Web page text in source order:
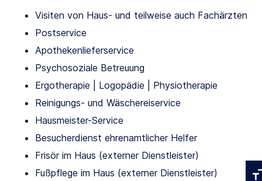
Visiten von Haus- und teilweise auch Fachärzten
Postservice
Apothekenlieferservice
Psychosoziale Betreuung
Ergotherapie | Logopädie | Physiotherapie
Reinigungs- und Wäschereiservice
Hausmeister-Service
Besucherdienst ehrenamtlicher Helfer
Frisör im Haus (externer Dienstleister)
Fußpflege im Haus (externer Dienstleister)